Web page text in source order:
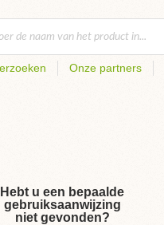
Onze partners
Hebt u een bepaalde
gebruiksaanwijzing
niet gevonden?